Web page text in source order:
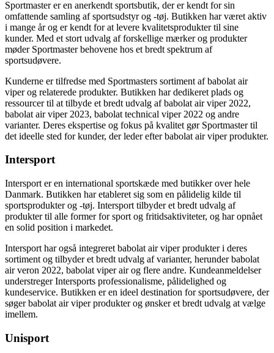
Sportmaster er en anerkendt sportsbutik, der er kendt for sin
omfattende samling af sportsudstyr og -tøj. Butikken har været aktiv
i mange år og er kendt for at levere kvalitetsprodukter til sine
kunder. Med et stort udvalg af forskellige mærker og produkter
møder Sportmaster behovene hos et bredt spektrum af
sportsudøvere.
Kunderne er tilfredse med Sportmasters sortiment af babolat air
viper og relaterede produkter. Butikken har dedikeret plads og
ressourcer til at tilbyde et bredt udvalg af babolat air viper 2022,
babolat air viper 2023, babolat technical viper 2022 og andre
varianter. Deres ekspertise og fokus på kvalitet gør Sportmaster til
det ideelle sted for kunder, der leder efter babolat air viper produkter.
Intersport
Intersport er en international sportskæde med butikker over hele
Danmark. Butikken har etableret sig som en pålidelig kilde til
sportsprodukter og -tøj. Intersport tilbyder et bredt udvalg af
produkter til alle former for sport og fritidsaktiviteter, og har opnået
en solid position i markedet.
Intersport har også integreret babolat air viper produkter i deres
sortiment og tilbyder et bredt udvalg af varianter, herunder babolat
air veron 2022, babolat viper air og flere andre. Kundeanmeldelser
understreger Intersports professionalisme, pålidelighed og
kundeservice. Butikken er en ideel destination for sportsudøvere, der
søger babolat air viper produkter og ønsker et bredt udvalg at vælge
imellem.
Unisport